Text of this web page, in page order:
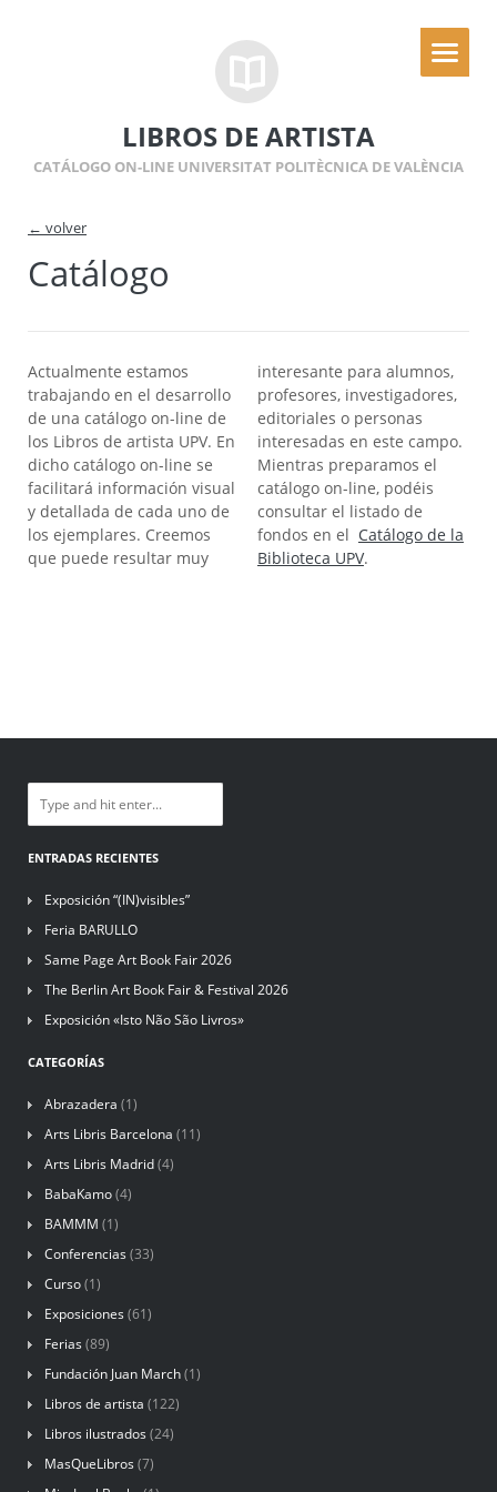
LIBROS DE ARTISTA
CATÁLOGO ON-LINE UNIVERSITAT POLITÈCNICA DE VALÈNCIA
← volver
Catálogo
Actualmente estamos
trabajando en el desarrollo
de una catálogo on-line de
los Libros de artista UPV. En
dicho catálogo on-line se
facilitará información visual
y detallada de cada uno de
los ejemplares. Creemos
que puede resultar muy
interesante para alumnos,
profesores, investigadores,
editoriales o personas
interesadas en este campo.
Mientras preparamos el
catálogo on-line, podéis
consultar el listado de
fondos en el Catálogo de la
Biblioteca UPV.
ENTRADAS RECIENTES
Exposición “(IN)visibles”
Feria BARULLO
Same Page Art Book Fair 2026
The Berlin Art Book Fair & Festival 2026
Exposición «Isto Não São Livros»
CATEGORÍAS
Abrazadera (1)
Arts Libris Barcelona (11)
Arts Libris Madrid(4)
BabaKamo(4)
BAMMM (1)
Conferencias (33)
Curso(1)
Exposiciones (61)
Ferias (89)
Fundación Juan March(1)
Libros de artista (122)
Libros ilustrados (24)
MasQueLibros (7)